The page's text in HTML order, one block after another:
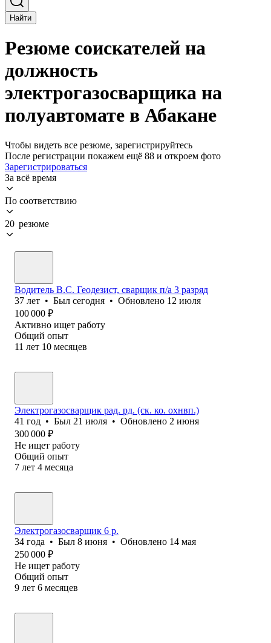
Найти
Резюме соискателей на
должность
электрогазосварщика на
полуавтомате в Абакане
Чтобы видеть все резюме, зарегистрируйтесь
После регистрации покажем ещё 88 и откроем фото
Зарегистрироваться
За всё время
По соответствию
20 резюме
Водитель В.С. Геодезист, сварщик п/а 3 разряд
37 лет • Был сегодня • Обновлено 12 июля
100 000 ₽
Активно ищет работу
Общий опыт
11 лет 10 месяцев
Электрогазосварщик рад. рд. (ск. ко. охнвп.)
41 год • Был 21 июля • Обновлено 2 июня
300 000 ₽
Не ищет работу
Общий опыт
7 лет 4 месяца
Электрогазосварщик 6 р.
34 года • Был 8 июня • Обновлено 14 мая
250 000 ₽
Не ищет работу
Общий опыт
9 лет 6 месяцев